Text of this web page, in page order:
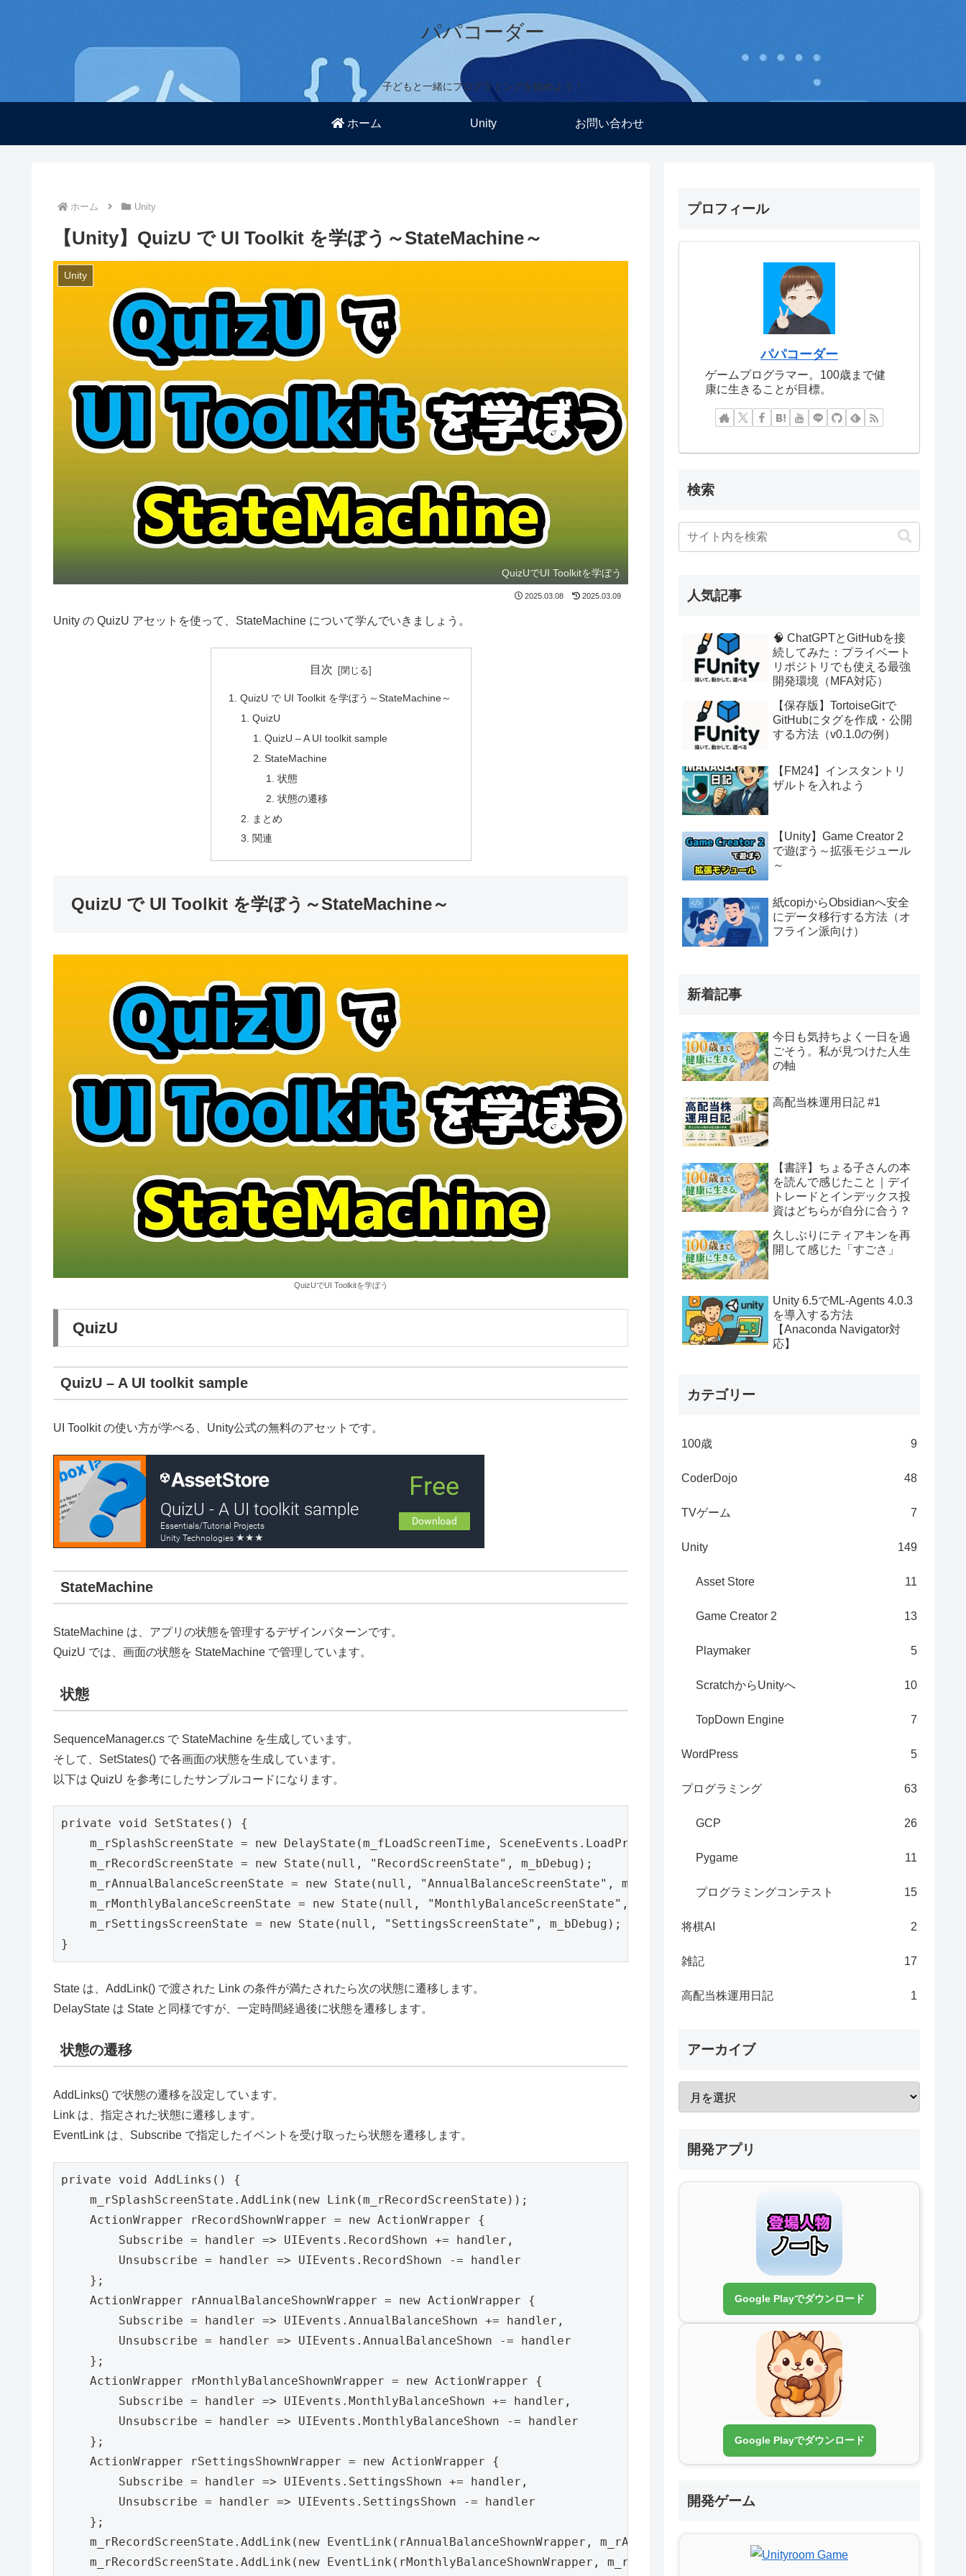
パパコーダー
子どもと一緒にプログラミングを始めよう！
ホーム Unity お問い合わせ
ホーム Unity
【Unity】QuizU で UI Toolkit を学ぼう～StateMachine～
Unity
QuizUでUI Toolkitを学ぼう
2025.03.08 2025.03.09
Unity の QuizU アセットを使って、StateMachine について学んでいきましょう。
目次
QuizU で UI Toolkit を学ぼう～StateMachine～
QuizU
QuizU – A UI toolkit sample
StateMachine
状態
状態の遷移
まとめ
関連
QuizU で UI Toolkit を学ぼう～StateMachine～
QuizUでUI Toolkitを学ぼう
QuizU
QuizU – A UI toolkit sample
UI Toolkit の使い方が学べる、Unity公式の無料のアセットです。
StateMachine
StateMachine は、アプリの状態を管理するデザインパターンです。
QuizU では、画面の状態を StateMachine で管理しています。
状態
SequenceManager.cs で StateMachine を生成しています。
そして、SetStates() で各画面の状態を生成しています。
以下は QuizU を参考にしたサンプルコードになります。
private void SetStates() {
m_rSplashScreenState = new DelayState(m_fLoadScreenTime, SceneEvents.LoadProgressUpdated, SceneEvents.PreloadCompleted,
    m_rRecordScreenState = new State(null, "RecordScreenState", m_bDebug);
    m_rAnnualBalanceScreenState = new State(null, "AnnualBalanceScreenState", m_bDebug);
    m_rMonthlyBalanceScreenState = new State(null, "MonthlyBalanceScreenState", m_bDebug);
    m_rSettingsScreenState = new State(null, "SettingsScreenState", m_bDebug);
}
State は、AddLink() で渡された Link の条件が満たされたら次の状態に遷移します。
DelayState は State と同様ですが、一定時間経過後に状態を遷移します。
状態の遷移
AddLinks() で状態の遷移を設定しています。
Link は、指定された状態に遷移します。
EventLink は、Subscribe で指定したイベントを受け取ったら状態を遷移します。
private void AddLinks() {
    m_rSplashScreenState.AddLink(new Link(m_rRecordScreenState));
    ActionWrapper rRecordShownWrapper = new ActionWrapper {
        Subscribe = handler => UIEvents.RecordShown += handler,
        Unsubscribe = handler => UIEvents.RecordShown -= handler
    };
    ActionWrapper rAnnualBalanceShownWrapper = new ActionWrapper {
        Subscribe = handler => UIEvents.AnnualBalanceShown += handler,
        Unsubscribe = handler => UIEvents.AnnualBalanceShown -= handler
    };
    ActionWrapper rMonthlyBalanceShownWrapper = new ActionWrapper {
        Subscribe = handler => UIEvents.MonthlyBalanceShown += handler,
        Unsubscribe = handler => UIEvents.MonthlyBalanceShown -= handler
    };
    ActionWrapper rSettingsShownWrapper = new ActionWrapper {
        Subscribe = handler => UIEvents.SettingsShown += handler,
        Unsubscribe = handler => UIEvents.SettingsShown -= handler
    };
    m_rRecordScreenState.AddLink(new EventLink(rAnnualBalanceShownWrapper, m_rAnnualBalanceScreenState));
    m_rRecordScreenState.AddLink(new EventLink(rMonthlyBalanceShownWrapper, m_rMonthlyBalanceScreenState));
プロフィール
パパコーダー
ゲームプログラマー。100歳まで健
康に生きることが目標。
検索
人気記事
🧠 ChatGPTとGitHubを接
続してみた：プライベート
リポジトリでも使える最強
開発環境（MFA対応）
【保存版】TortoiseGitで
GitHubにタグを作成・公開
する方法（v0.1.0の例）
【FM24】インスタントリ
ザルトを入れよう
【Unity】Game Creator 2
で遊ぼう～拡張モジュール
～
紙copiからObsidianへ安全
にデータ移行する方法（オ
フライン派向け）
新着記事
今日も気持ちよく一日を過
ごそう。私が見つけた人生
の軸
高配当株運用日記 #1
【書評】ちょる子さんの本
を読んで感じたこと｜デイ
トレードとインデックス投
資はどちらが自分に合う？
久しぶりにティアキンを再
開して感じた「すごさ」
Unity 6.5でML-Agents 4.0.3
を導入する方法
【Anaconda Navigator対
応】
カテゴリー
100歳 9
CoderDojo 48
TVゲーム 7
Unity 149
Asset Store 11
Game Creator 2 13
Playmaker 5
ScratchからUnityへ 10
TopDown Engine 7
WordPress 5
プログラミング 63
GCP 26
Pygame 11
プログラミングコンテスト 15
将棋AI 2
雑記 17
高配当株運用日記 1
アーカイブ
開発アプリ
Google Playでダウンロード
Google Playでダウンロード
開発ゲーム